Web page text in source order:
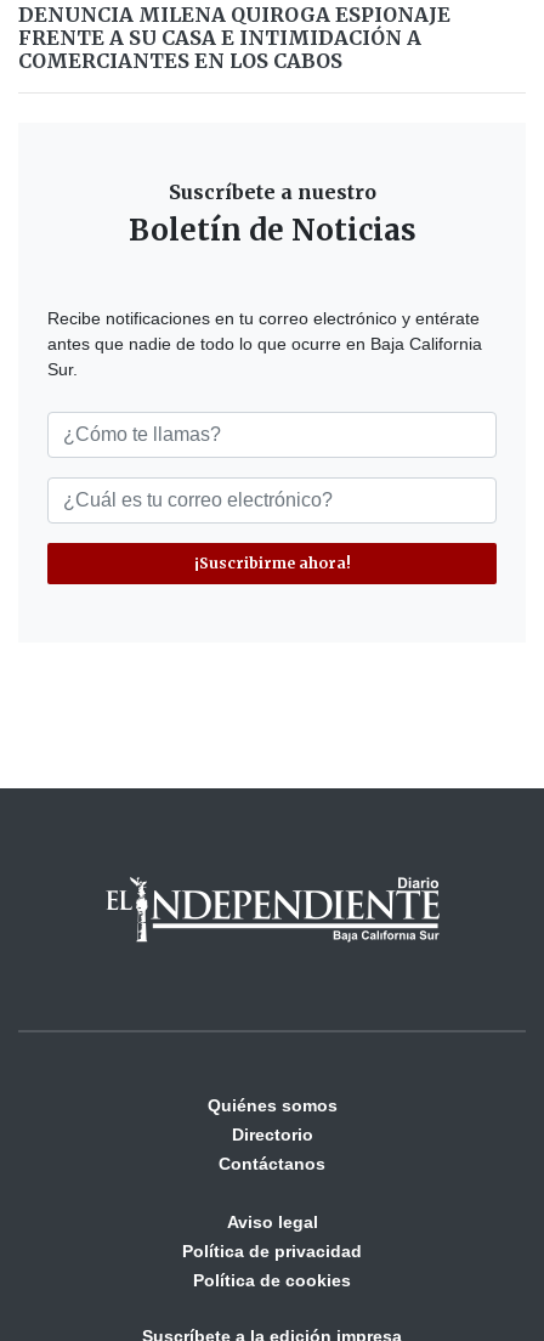
DENUNCIA MILENA QUIROGA ESPIONAJE
FRENTE A SU CASA E INTIMIDACIÓN A
COMERCIANTES EN LOS CABOS
Suscríbete a nuestro
Boletín de Noticias
Recibe notificaciones en tu correo electrónico y entérate
antes que nadie de todo lo que ocurre en Baja California
Sur.
¡Suscribirme ahora!
Quiénes somos
Directorio
Contáctanos
Aviso legal
Política de privacidad
Política de cookies
Suscríbete a la edición impresa